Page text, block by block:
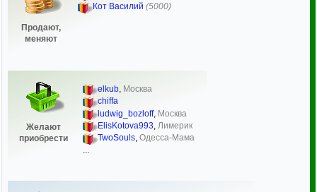
Продают,
меняют
Кот Василий (5000)
Желают
приобрести
elkub, Москва
chiffa
ludwig_bozloff, Москва
ElisKotova993, Лимерик
TwoSouls, Одесса-Мама